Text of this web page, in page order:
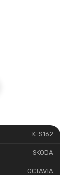
KTS162
SKODA
OCTAVIA